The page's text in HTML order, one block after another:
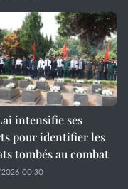
intensifie ses
pour identifier les
tombés au combat
00:30